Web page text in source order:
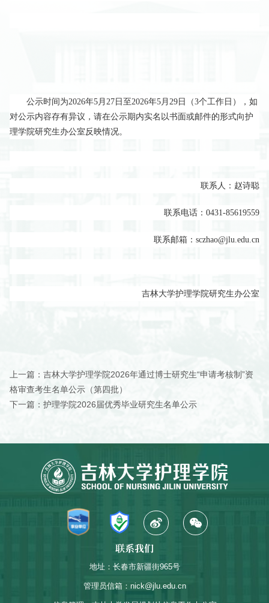
公示时间为2026年5月27日至2026年5月29日 （3个工作日），如
对公示内容存有异议，请在公示期内实名以书面或邮件的形式向护
理学院研究生办公室反映情况。
联系人：赵诗聪
联系电话： 0431-85619559
联系邮箱： sczhao@jlu.edu.cn
吉林大学护理学院研究生办公室
上一篇： 吉林大学护理学院2026年通过博士研究生“申请考核制”资
格审查考生名单公示（第四批）
下一篇： 护理学院2026届优秀毕业研究生名单公示
联系我们
地址：长春市新疆街965号
管理员信箱：nick@jlu.edu.cn